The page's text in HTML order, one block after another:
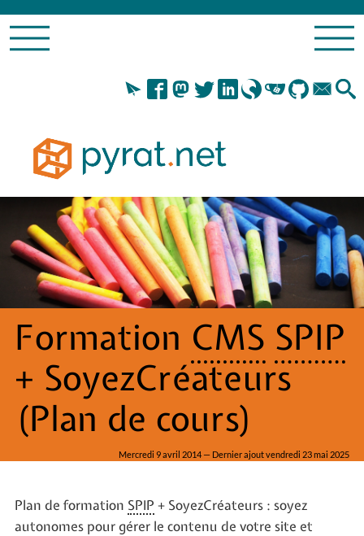
Formation CMS SPIP
+ SoyezCréateurs
(Plan de cours)
Mercredi 9 avril 2014 — Dernier ajout vendredi 23 mai 2025
Plan de formation SPIP + SoyezCréateurs : soyez
autonomes pour gérer le contenu de votre site et